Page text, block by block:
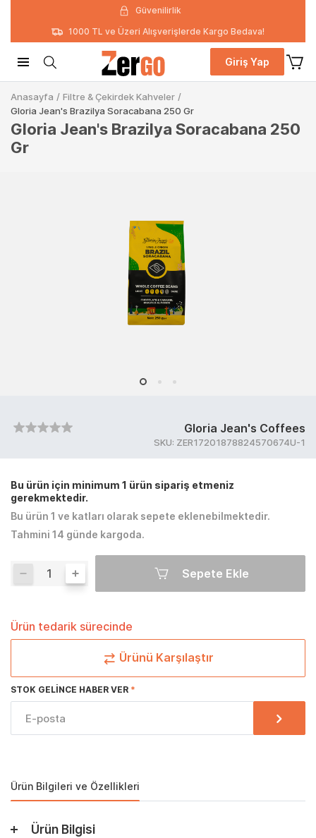
Güvenilirlik
1000 TL ve Üzeri Alışverişlerde Kargo Bedava!
Giriş Yap
Anasayfa / Filtre & Çekirdek Kahveler /
Gloria Jean's Brazilya Soracabana 250 Gr
Gloria Jean's Brazilya Soracabana 250
Gr
Gloria Jean's Coffees
SKU: ZER17201878824570674U-1
Bu ürün için minimum 1 ürün sipariş etmeniz
gerekmektedir.
Bu ürün 1 ve katları olarak sepete eklenebilmektedir.
Tahmini 14 günde kargoda.
Sepete Ekle
Ürün tedarik sürecinde
Ürünü Karşılaştır
STOK GELINCE HABER VER
Ürün Bilgileri ve Özellikleri
Ürün Bilgisi